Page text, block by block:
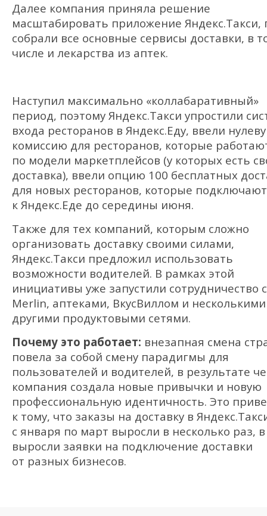
Далее компания приняла решение
масштабировать приложение Яндекс.Такси,
собрали все основные сервисы доставки, в
числе и лекарства из аптек.
Наступил максимально «коллабаративный»
период, поэтому Яндекс.Такси упростили
входа ресторанов в Яндекс.Еду, ввели
комиссию для ресторанов, которые
по модели маркетплейсов (у которых есть
доставка), ввели опцию 100 бесплатных
для новых ресторанов, которые
к Яндекс.Еде до середины июня.
Также для тех компаний, которым сложно
организовать доставку своими силами,
Яндекс.Такси предложил использовать
возможности водителей. В рамках этой
инициативы уже запустили сотрудничество
Merlin, аптеками, ВкусВиллом и несколькими
другими продуктовыми сетями.
Почему это работает: внезапная смена
повела за собой смену парадигмы для
пользователей и водителей, в результате
компания создала новые привычки и новую
профессиональную идентичность. Это
к тому, что заказы на доставку в
с января по март выросли в несколько раз,
выросли заявки на подключение доставки
от разных бизнесов.